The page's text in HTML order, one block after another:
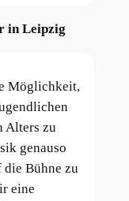
in Leipzig
Möglichkeit,
Alters zu
genauso
Bühne zu
eine